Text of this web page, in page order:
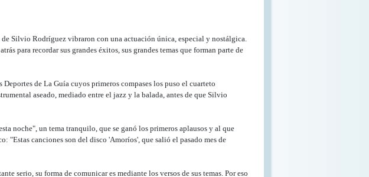
Silvio Rodríguez vibraron con una actuación única, especial y nostálgica.
para recordar sus grandes éxitos, sus grandes temas que forman parte de
de La Guía cuyos primeros compases los puso el cuarteto
aseado, mediado entre el jazz y la balada, antes de que Silvio
noche", un tema tranquilo, que se ganó los primeros aplausos y al que
canciones son del disco 'Amoríos', que salió el pasado mes de
serio, su forma de comunicar es mediante los versos de sus temas. Por eso